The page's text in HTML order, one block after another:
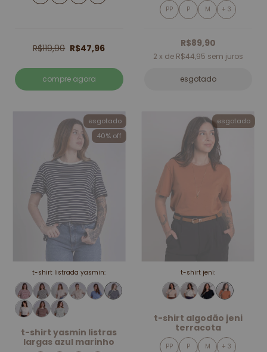
R$119,90 R$47,96
compre agora
PP P M + 3
R$89,90
2 x de R$44,95 sem juros
esgotado
esgotado
40% off
t-shirt listrada yasmin:
t-shirt yasmin listras
largas azul marinho
esgotado
t-shirt jeni:
t-shirt algodão jeni
terracota
PP P M + 3